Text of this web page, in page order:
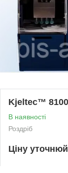
Kjeltec™
В наявності
Роздріб
Ціну